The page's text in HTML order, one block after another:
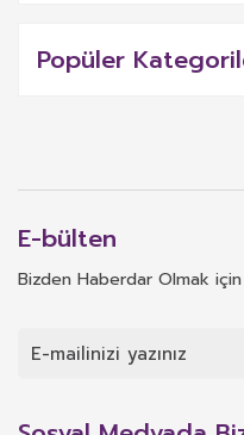
Popüler
E-bülten
Bizden Haberdar Olmak